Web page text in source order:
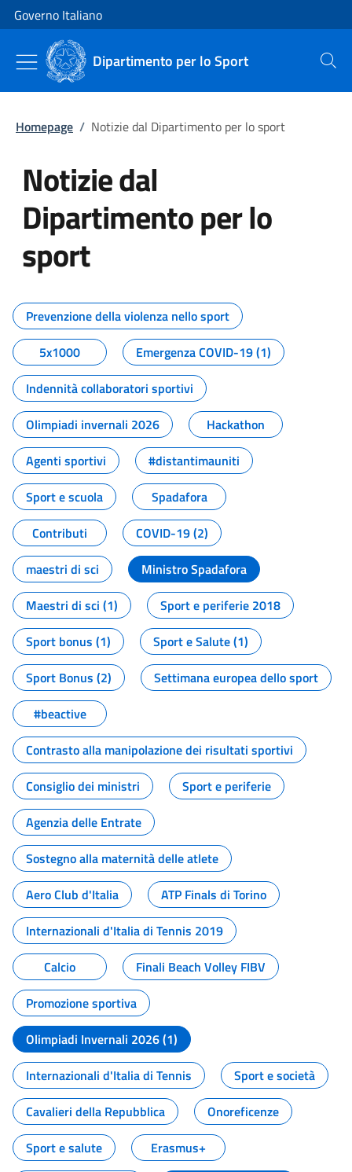
Vai al contenuto
Vai alla navigazione del sito
Governo Italiano
Dipartimento per lo Sport Cerca
Homepage / Notizie dal Dipartimento per lo sport
Notizie dal
Dipartimento per lo
sport
Tutti i contenuti della pagina
Prevenzione della violenza nello sport
5x1000
Emergenza COVID-19 (1)
Indennità collaboratori sportivi
Olimpiadi invernali 2026
Hackathon
Agenti sportivi
#distantimauniti
Sport e scuola
Spadafora
Contributi
COVID-19 (2)
maestri di sci
Ministro Spadafora
Maestri di sci (1)
Sport e periferie 2018
Sport bonus (1)
Sport e Salute (1)
Sport Bonus (2)
Settimana europea dello sport
#beactive
Contrasto alla manipolazione dei risultati sportivi
Consiglio dei ministri
Sport e periferie
Agenzia delle Entrate
Sostegno alla maternità delle atlete
Aero Club d'Italia
ATP Finals di Torino
Internazionali d'Italia di Tennis 2019
Calcio
Finali Beach Volley FIBV
Promozione sportiva
Olimpiadi Invernali 2026 (1)
Internazionali d'Italia di Tennis
Sport e società
Cavalieri della Repubblica
Onoreficenze
Sport e salute
Erasmus+